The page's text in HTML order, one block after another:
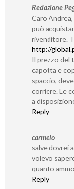
Redazione
Caro Andrea,
può
rivenditore.
http://
Il prezzo del
capotta e
spaccio,
corriere. Le
a
Reply
carmelo
salve dovrei
volevo
quanto
Reply